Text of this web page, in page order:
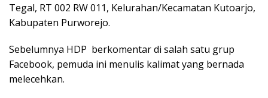
Tegal, RT 002 RW 011, Kelurahan/Kecamatan Kutoarjo,
Kabupaten Purworejo.
Sebelumnya HDP berkomentar di salah satu grup
Facebook, pemuda ini menulis kalimat yang bernada
melecehkan.